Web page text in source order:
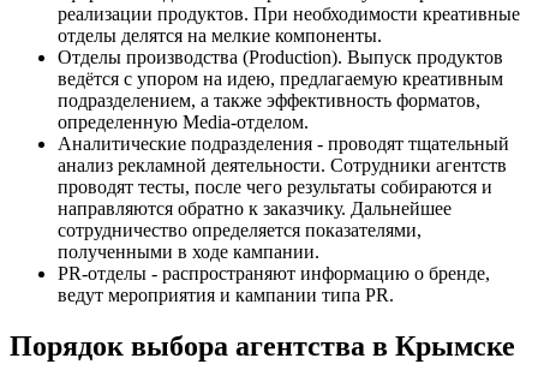
реализации продуктов. При необходимости креативные
отделы делятся на мелкие компоненты.
Отделы производства (Production). Выпуск продуктов
ведётся с упором на идею, предлагаемую креативным
подразделением, а также эффективность форматов,
определенную Media-отделом.
Аналитические подразделения - проводят тщательный
анализ рекламной деятельности. Сотрудники агентств
проводят тесты, после чего результаты собираются и
направляются обратно к заказчику. Дальнейшее
сотрудничество определяется показателями,
полученными в ходе кампании.
PR-отделы - распространяют информацию о бренде,
ведут мероприятия и кампании типа PR.
Порядок выбора агентства в Крымске